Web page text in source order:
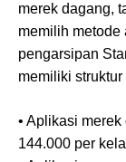
merek dagang,
memilih metode
pengarsipan
memiliki
• Aplikasi
144.000 per